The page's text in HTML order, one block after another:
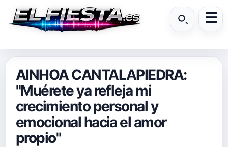
AINHOA CANTALAPIEDRA:
"Muérete ya refleja mi
crecimiento personal y
emocional hacia el amor
propio"